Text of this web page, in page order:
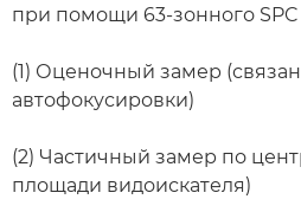
при помощи 63-зонного SPC
(1) Оценочный замер
автофокусировки)
(2) Частичный замер по
площади видоискателя)